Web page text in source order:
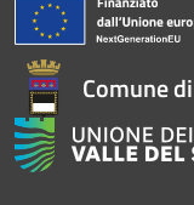
Comune